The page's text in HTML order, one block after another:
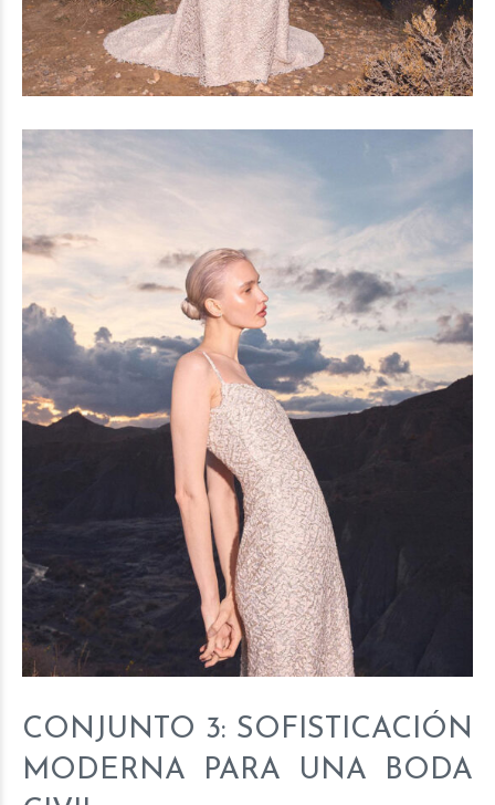
CONJUNTO 3: SOFISTICACIÓN
MODERNA PARA UNA BODA